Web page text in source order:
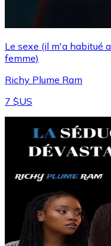
Le sexe (il m'a habitué
femme)
Richy Plume Ram
7 $US